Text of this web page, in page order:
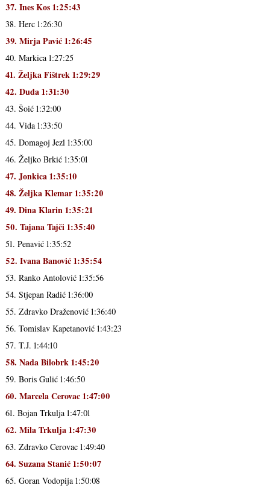
37. Ines Kos 1:25:43
38. Herc 1:26:30
39. Mirja Pavić 1:26:45
40. Markica 1:27:25
41. Željka Fištrek 1:29:29
42. Duda 1:31:30
43. Šoić 1:32:00
44. Vida 1:33:50
45. Domagoj Jezl 1:35:00
46. Željko Brkić 1:35:01
47. Jonkica 1:35:10
48. Željka Klemar 1:35:20
49. Dina Klarin 1:35:21
50. Tajana Tajči 1:35:40
51. Penavić 1:35:52
52. Ivana Banović 1:35:54
53. Ranko Antolović 1:35:56
54. Stjepan Radić 1:36:00
55. Zdravko Draženović 1:36:40
56. Tomislav Kapetanović 1:43:23
57. T.J. 1:44:10
58. Nada Bilobrk 1:45:20
59. Boris Gulić 1:46:50
60. Marcela Cerovac 1:47:00
61. Bojan Trkulja 1:47:01
62. Mila Trkulja 1:47:30
63. Zdravko Cerovac 1:49:40
64. Suzana Stanić 1:50:07
65. Goran Vodopija 1:50:08